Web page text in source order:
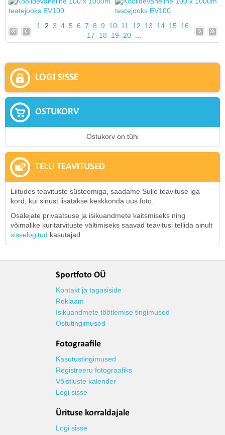
1 2 3 4 5 6 7 8 9 10 11 12 13 14 15 16
17
18 19 20...
LOGI SISSE
OSTUKORV
Ostukorv on tühi
TELLI TEAVITUSED
Liitudes teavituste süsteemiga, saadame Sulle teavituse iga
kord, kui sinust lisatakse keskkonda uus foto.
Osalejate privaatsuse ja isikuandmete kaitsmiseks ning
võimalike kuritarvituste vältimiseks saavad teavitusi tellida ainult
sisselogitud kasutajad.
Sportfoto OÜ
Kontakt ja tagasiside
Reklaam
Isikuandmete töötlemise tingimused
Ostutingimused
Fotograafile
Kasutustingimused
Registreeru fotograafiks
Võistluste kalender
Logi sisse
Ürituse korraldajale
Logi sisse